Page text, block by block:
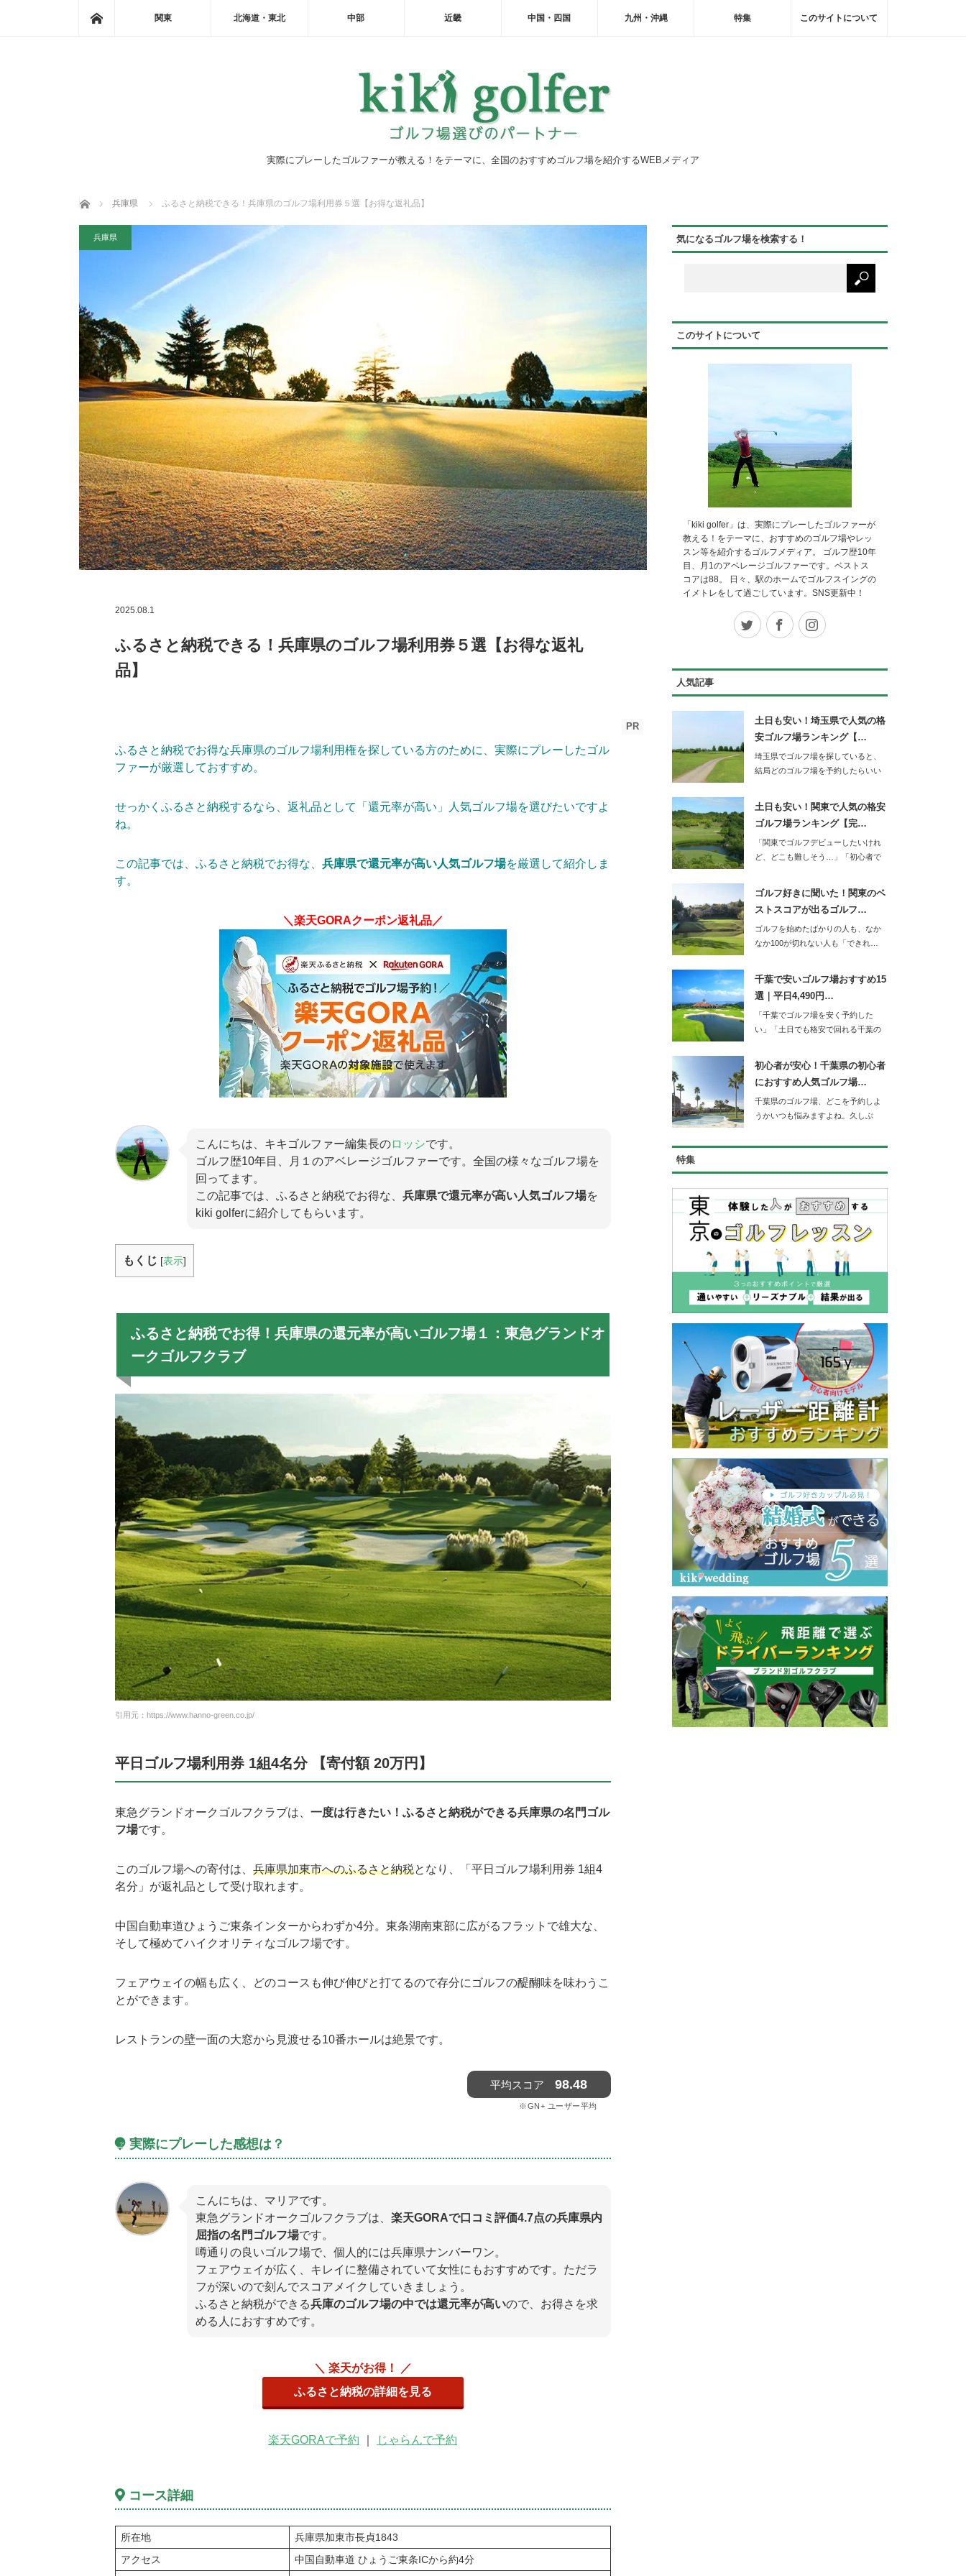
関東 北海道・東北 中部 近畿 中国・四国 九州・沖縄 特集 このサイトについて
実際にプレーしたゴルファーが教える！をテーマに、全国のおすすめゴルフ場を紹介するWEBメディア
ホーム 兵庫県 ふるさと納税できる！兵庫県のゴルフ場利用券５選【お得な返礼品】
兵庫県
2025.08.1
ふるさと納税できる！兵庫県のゴルフ場利用券５選【お得な返礼
品】
PR
ふるさと納税でお得な兵庫県のゴルフ場利用権を探している方のために、実際にプレーしたゴル
ファーが厳選しておすすめ。
せっかくふるさと納税するなら、返礼品として「還元率が高い」人気ゴルフ場を選びたいですよ
ね。
この記事では、ふるさと納税でお得な、 兵庫県で還元率が高い人気ゴルフ場を厳選して紹介しま
す。
＼楽天GORAクーポン返礼品／
こんにちは、キキゴルファー編集長のロッシです。
ゴルフ歴10年目、月１のアベレージゴルファーです。全国の様々なゴルフ場を
回ってます。
この記事では、ふるさと納税でお得な、 兵庫県で還元率が高い人気ゴルフ場を
kiki golferに紹介してもらいます。
もくじ [表示]
ふるさと納税でお得！兵庫県の還元率が高いゴルフ場１：東急グランドオ
ークゴルフクラブ
引用元：https://www.hanno-green.co.jp/
平日ゴルフ場利用券 1組4名分 【寄付額 20万円】
東急グランドオークゴルフクラブは、 一度は行きたい！ふるさと納税ができる兵庫県の名門ゴル
フ場です。
このゴルフ場への寄付は、 兵庫県加東市へのふるさと納税となり、「平日ゴルフ場利用券 1組4
名分」が返礼品として受け取れます。
中国自動車道ひょうご東条インターからわずか4分。東条湖南東部に広がるフラットで雄大な、
そして極めてハイクオリティなゴルフ場です。
フェアウェイの幅も広く、どのコースも伸び伸びと打てるので存分にゴルフの醍醐味を味わうこ
とができます。
レストランの壁一面の大窓から見渡せる10番ホールは絶景です。
98.48
実際にプレーした感想は？
こんにちは、マリアです。
東急グランドオークゴルフクラブは、 楽天GORAで口コミ評価4.7点の兵庫県内
屈指の名門ゴルフ場です。
噂通りの良いゴルフ場で、個人的には兵庫県ナンバーワン。
フェアウェイが広く、キレイに整備されていて女性にもおすすめです。ただラ
フが深いので刻んでスコアメイクしていきましょう。
ふるさと納税ができる兵庫のゴルフ場の中では還元率が高いので、お得さを求
める人におすすめです。
＼ 楽天がお得！ ／
ふるさと納税の詳細を見る
楽天GORAで予約 じゃらんで予約
コース詳細
所在地
兵庫県加東市長貞1843
アクセス
中国自動車道 ひょうご東条ICから約4分
気になるゴルフ場を検索する！
このサイトについて
「kiki golfer」は、実際にプレーしたゴルファーが
教える！をテーマに、おすすめのゴルフ場やレッ
スン等を紹介するゴルフメディア。 ゴルフ歴10年
目、月1のアベレージゴルファーです。ベストス
コアは88。 日々、駅のホームでゴルフスイングの
イメトレをして過ごしています。SNS更新中！
Twitter Facebook
人気記事
土日も安い！埼玉県で人気の格
安ゴルフ場ランキング【…
埼玉県でゴルフ場を探していると、
結局どのゴルフ場を予約したらいい
土日も安い！関東で人気の格安
ゴルフ場ランキング【完…
「関東でゴルフデビューしたいけれ
ど、どこも難しそう…」「初心者で
ゴルフ好きに聞いた！関東のベ
ストスコアが出るゴルフ…
ゴルフを始めたばかりの人も、なか
なか100が切れない人も「できれ…
千葉で安いゴルフ場おすすめ15
選｜平日4,490円…
「千葉でゴルフ場を安く予約した
い」「土日でも格安で回れる千葉の
初心者が安心！千葉県の初心者
におすすめ人気ゴルフ場…
千葉県のゴルフ場、どこを予約しよ
うかいつも悩みますよね。久しぶ
特集